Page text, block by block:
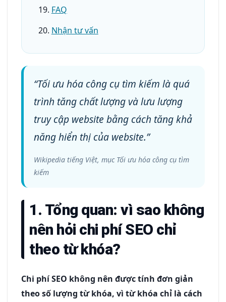
FAQ
Nhận tư vấn
“Tối ưu hóa công cụ tìm kiếm là quá
trình tăng chất lượng và lưu lượng
truy cập website bằng cách tăng khả
năng hiển thị của website.”
Wikipedia tiếng Việt, mục Tối ưu hóa công cụ tìm
kiếm
1. Tổng quan: vì sao không
nên hỏi chi phí SEO chỉ
theo từ khóa?
Chi phí SEO không nên được tính đơn giản
theo số lượng từ khóa, vì từ khóa chỉ là cách